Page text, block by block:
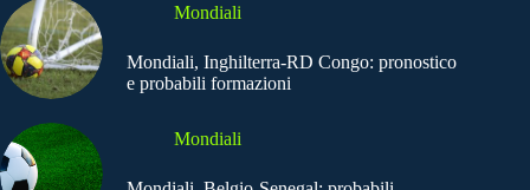
Mondiali
Mondiali, Inghilterra-RD Congo: pronostico
e probabili formazioni
Mondiali